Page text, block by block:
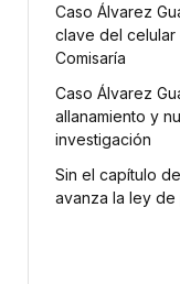
Caso Álvarez
clave del celular
Comisaría
Caso Álvarez
allanamiento y
investigación
Sin el capítulo
avanza la ley